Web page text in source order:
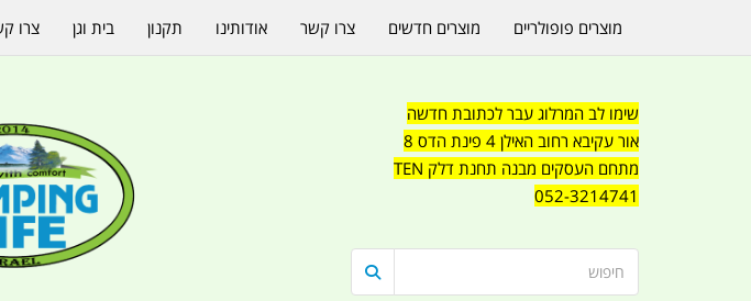
שימו לב המרלוג עבר לכתובת חדשה
אור עקיבא רחוב האילן 4 פינת הדס 8
מתחם העסקים מבנה תחנת דלק TEN
052-3214741
מוצרים פופולריים מוצרים חדשים צרו קשר אודותינו תקנון בית וגן צרו